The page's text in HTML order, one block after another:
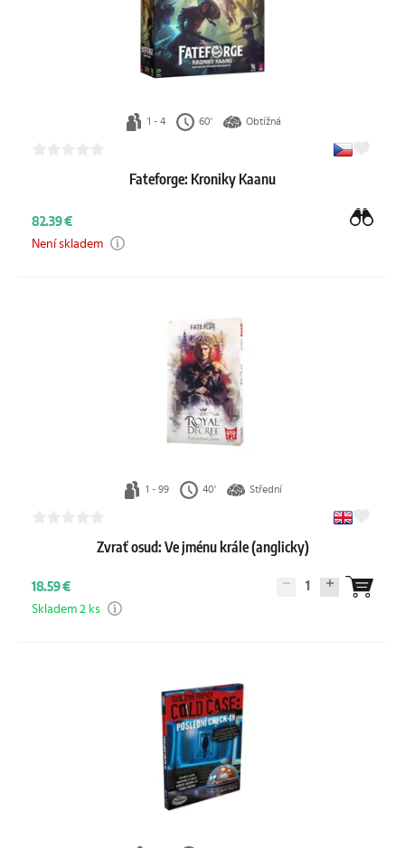
1 - 4 60' Obtížná
Fateforge: Kroniky Kaanu
82.39 €
Není skladem
1 - 99 40' Střední
Zvrať osud: Ve jménu krále (anglicky)
18.59 € 1
Skladem 2 ks